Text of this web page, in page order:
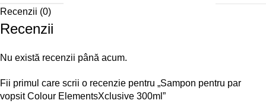
Recenzii (0)
Recenzii
Nu există recenzii până acum.
Fii primul care scrii o recenzie pentru „Sampon pentru par
vopsit Colour ElementsXclusive 300ml”